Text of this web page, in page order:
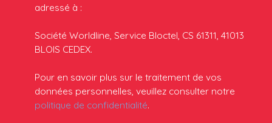
adressé à :
Société Worldline, Service Bloctel, CS 61311, 41013
BLOIS CEDEX.
Pour en savoir plus sur le traitement de vos
données personnelles, veuillez consulter notre
politique de confidentialité.